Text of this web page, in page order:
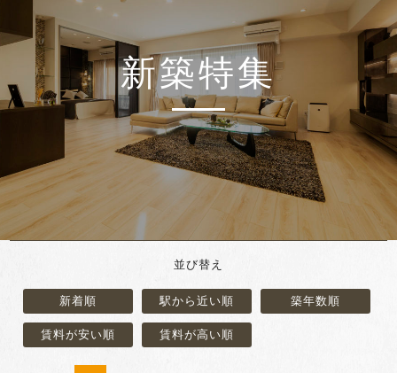
新築特集
並び替え
新着順 駅から近い順 築年数順
賃料が安い順 賃料が高い順